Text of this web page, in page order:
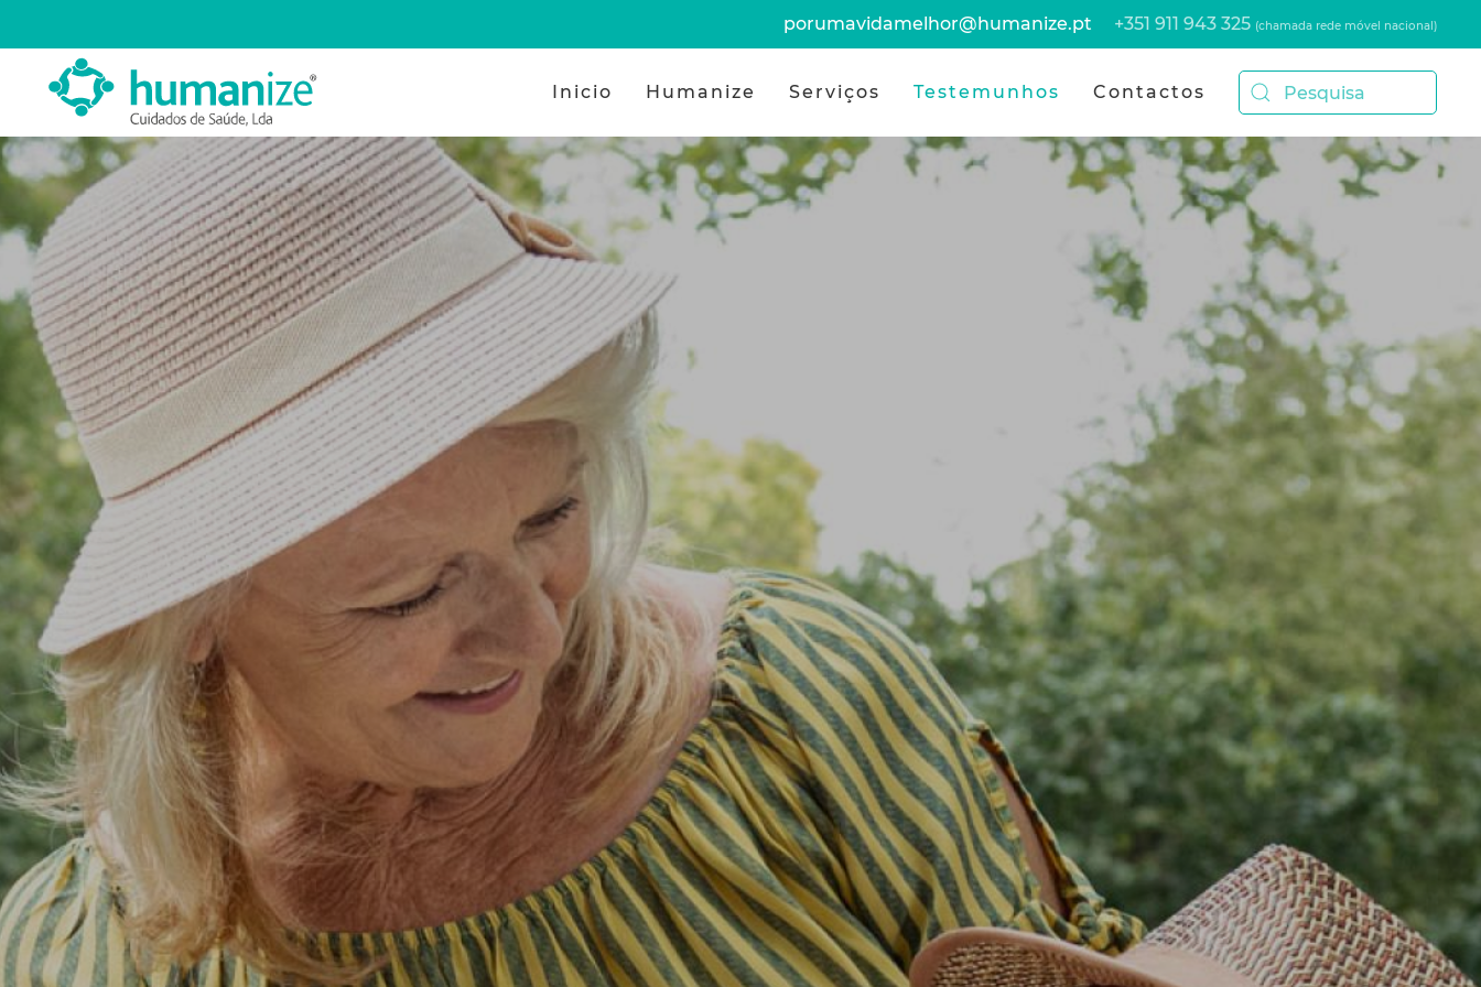
porumavidamelhor@humanize.pt +351 911 943 325 (chamada rede móvel nacional)
Inicio Humanize Serviços Testemunhos Contactos